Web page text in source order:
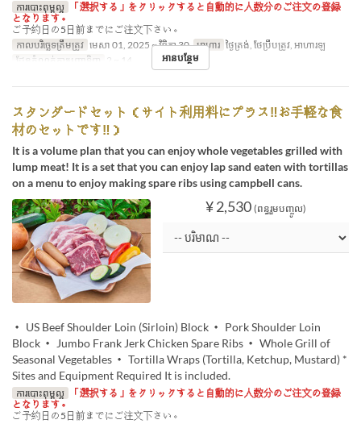
ការបោះពុម្ពល្អ
「選択する」をクリックすると自動的に人数分のご注文の登録
となります。
ご予約日の5日前までにご注文下さい。
កាលបរិច្ឆេទត្រឹមត្រូវ មេសា 01, 2025 ~ វិច្ឆិកា 30 អាហារ ថ្ងៃត្រង់, ថែប្រឹបត្រូវ, អាហារឡ
ដែនកំណត់ការបញ្ជាទិញ
2 ~ 14 អានបន្ថែម
スタンダードセット（サイト利用料にプラス‼お手軽な食
材のセットです‼）
It is a volume plan that you can enjoy whole vegetables grilled with
lump meat! It is a set that you can enjoy lap sand eaten with tortillas
on a menu to enjoy making spare ribs using campbell cans.
¥ 2,530 (ពន្ធរួមបញ្ចូល)
・ US Beef Shoulder Loin (Sirloin) Block ・ Pork Shoulder Loin
Block ・ Jumbo Frank Jerk Chicken Spare Ribs ・ Whole Grill of
Seasonal Vegetables ・ Tortilla Wraps (Tortilla, Ketchup, Mustard) *
Sites and Equipment Required It is included.
ការបោះពុម្ពល្អ
「選択する」をクリックすると自動的に人数分のご注文の登録
となります。
ご予約日の5日前までにご注文下さい。